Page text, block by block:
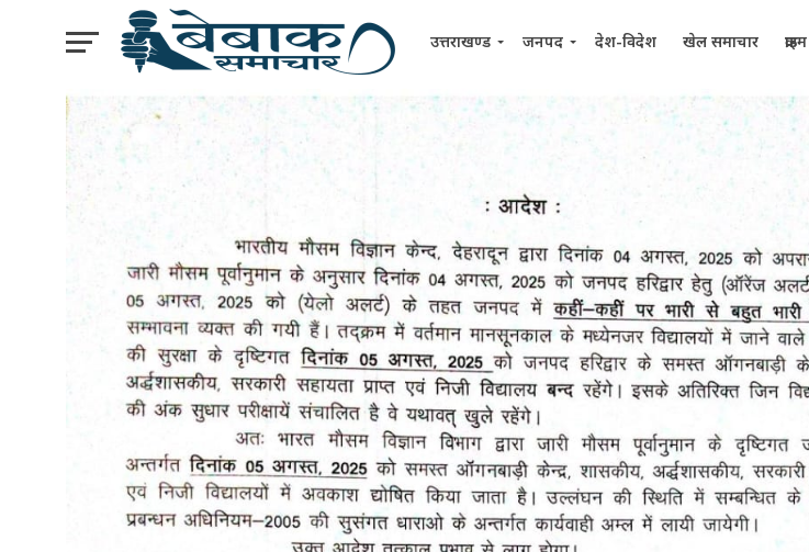
उत्तराखण्ड जनपद देश-विदेश खेल समाचार क्राइम